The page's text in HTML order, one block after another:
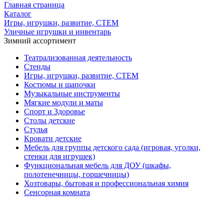
Главная страница
Каталог
Игры, игрушки, развитие, СТЕМ
Уличные игрушки и инвентарь
Зимний ассортимент
Театрализованная деятельность
Стенды
Игры, игрушки, развитие, СТЕМ
Костюмы и шапочки
Музыкальные инструменты
Мягкие модули и маты
Спорт и Здоровье
Столы детские
Стулья
Кровати детские
Мебель для группы детского сада (игровая, уголки,
стенки для игрушек)
Функциональная мебель для ДОУ (шкафы,
полотенечницы, горшечницы)
Хозтовары, бытовая и профессиональная химия
Сенсорная комната